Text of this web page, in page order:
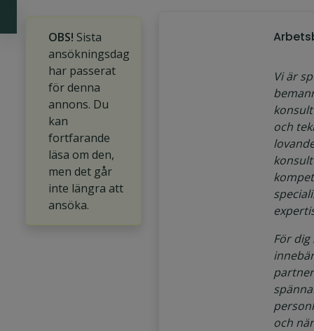
OBS! Sista
ansökningsdag
har passerat
för denna
annons. Du
kan
fortfarande
läsa om den,
men det går
inte längra att
ansöka.
Vi är
och
För
och